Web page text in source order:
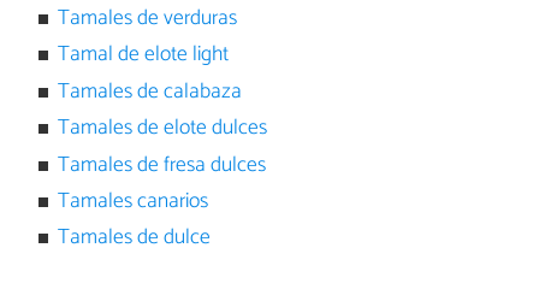
Tamales de verduras
Tamal de elote light
Tamales de calabaza
Tamales de elote dulces
Tamales de fresa dulces
Tamales canarios
Tamales de dulce